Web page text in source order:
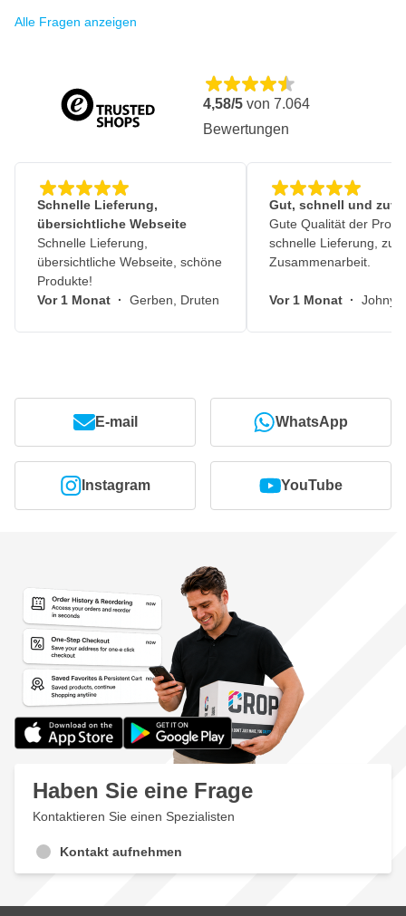
Alle Fragen anzeigen
4,58/5 von 7.064
Bewertungen
Schnelle Lieferung,
übersichtliche Webseite
Schnelle Lieferung,
übersichtliche Webseite, schöne
Produkte!
Vor 1 Monat · Gerben, Druten
Gut, schnell und
Gute Qualität der
schnelle Lieferung,
Zusammenarbeit.
Vor 1 Monat · Johny,
E-mail WhatsApp
Instagram YouTube
Haben Sie eine Frage
Kontaktieren Sie einen Spezialisten
Kontakt aufnehmen